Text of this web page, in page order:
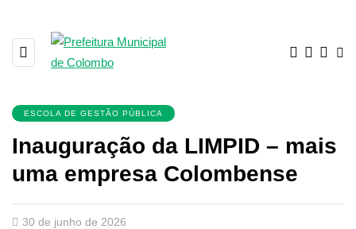
ESCOLA DE GESTÃO PÚBLICA
Inauguração da LIMPID – mais
uma empresa Colombense
30 de junho de 2026